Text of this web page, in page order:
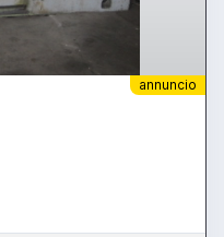
annuncio